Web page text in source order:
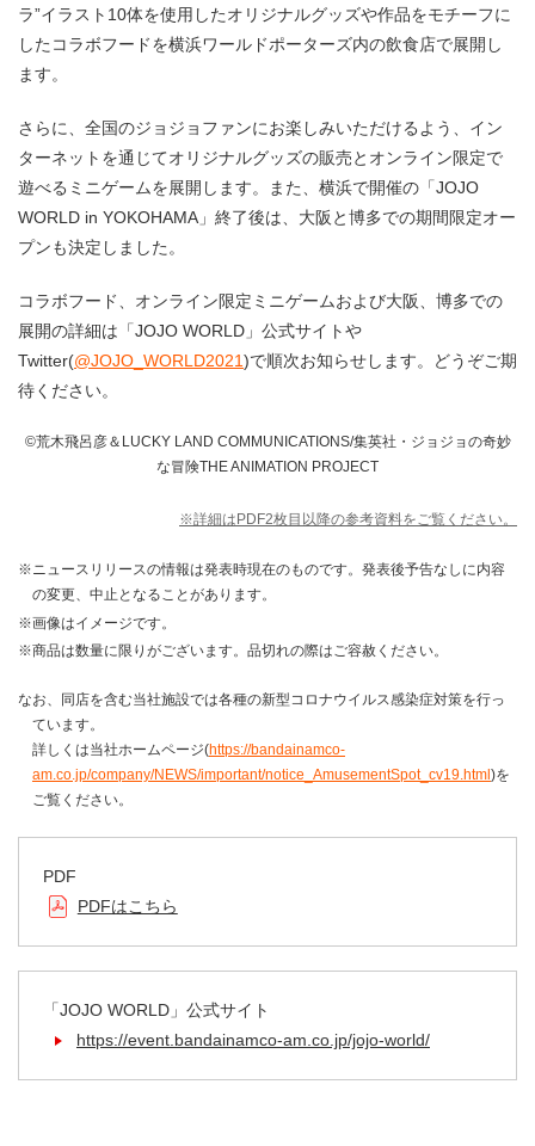
ラ”イラスト10体を使用したオリジナルグッズや作品をモチーフに
したコラボフードを横浜ワールドポーターズ内の飲食店で展開し
ます。
さらに、全国のジョジョファンにお楽しみいただけるよう、イン
ターネットを通じてオリジナルグッズの販売とオンライン限定で
遊べるミニゲームを展開します。また、横浜で開催の「JOJO
WORLD in YOKOHAMA」終了後は、大阪と博多での期間限定オー
プンも決定しました。
コラボフード、オンライン限定ミニゲームおよび大阪、博多での
展開の詳細は「JOJO WORLD」公式サイトや
Twitter(@JOJO_WORLD2021)で順次お知らせします。どうぞご期
待ください。
©荒木飛呂彦＆LUCKY LAND COMMUNICATIONS/集英社・ジョジョの奇妙
な冒険THE ANIMATION PROJECT
※詳細はPDF2枚目以降の参考資料をご覧ください。
※ニュースリリースの情報は発表時現在のものです。発表後予告なしに内容
の変更、中止となることがあります。
※画像はイメージです。
※商品は数量に限りがございます。品切れの際はご容赦ください。
なお、同店を含む当社施設では各種の新型コロナウイルス感染症対策を行っ
ています。
詳しくは当社ホームページ(https://bandainamco-
am.co.jp/company/NEWS/important/notice_AmusementSpot_cv19.html )を
ご覧ください。
PDF
PDFはこちら
「JOJO WORLD」公式サイト
https://event.bandainamco-am.co.jp/jojo-world/